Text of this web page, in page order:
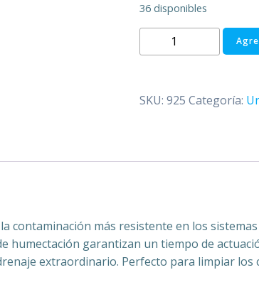
36 disponibles
Limpiador
EGR
SKU: 925 Categoría:
contaminación más resistente en los sistemas
humectación garantizan un tiempo de
extraordinario. Perfecto para limpiar los